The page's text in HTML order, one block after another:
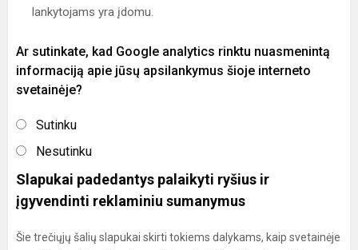
lankytojams yra įdomu.
Ar sutinkate, kad Google analytics rinktu nuasmenintą
informaciją apie jūsų apsilankymus šioje interneto
svetainėje?
Sutinku
Nesutinku
Slapukai padedantys palaikyti ryšius ir
įgyvendinti reklaminiu sumanymus
Šie trečiųjų šalių slapukai skirti tokiems dalykams, kaip svetainėje